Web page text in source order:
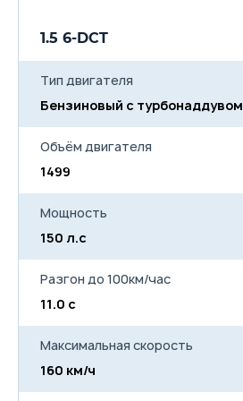
Открываемый нажатием
лючок бензобака
Индикатор включенного
ручного тормоза
Кондиционер
Воздуховоды второго ряда
Стандартная приборная
панель размером 3.5"
медиасистемы MP5
USB
аудиосистемы
Антенна типа "акулий
плавник"
1.5 6-DCT
Тип двигателя
Бензиновый с турбонаддувом
Объём двигателя
1499
Мощность
150 л.с
Разгон до 100км/час
11.0 с
Максимальная скорость
160 км/ч